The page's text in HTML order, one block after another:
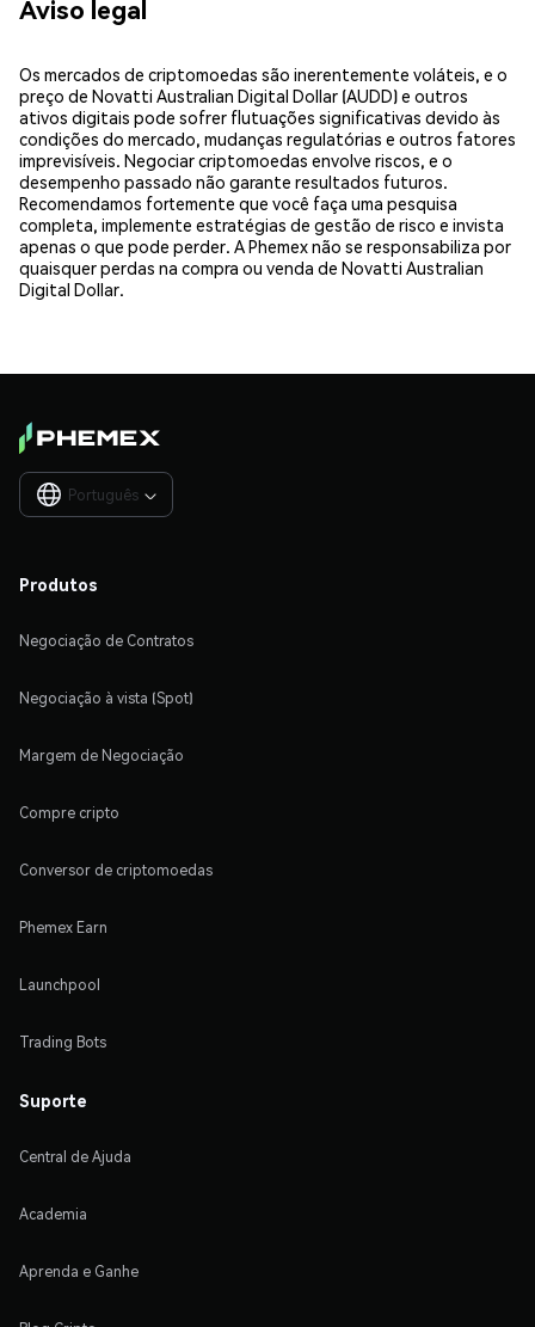
Aviso legal
Os mercados de criptomoedas são inerentemente voláteis, e o
preço de Novatti Australian Digital Dollar (AUDD) e outros
ativos digitais pode sofrer flutuações significativas devido às
condições do mercado, mudanças regulatórias e outros fatores
imprevisíveis. Negociar criptomoedas envolve riscos, e o
desempenho passado não garante resultados futuros.
Recomendamos fortemente que você faça uma pesquisa
completa, implemente estratégias de gestão de risco e invista
apenas o que pode perder. A Phemex não se responsabiliza por
quaisquer perdas na compra ou venda de Novatti Australian
Digital Dollar.
Português 
Produtos
Negociação de Contratos
Negociação à vista (Spot)
Margem de Negociação
Compre cripto
Conversor de criptomoedas
Phemex Earn
Launchpool
Trading Bots
Suporte
Central de Ajuda
Academia
Aprenda e Ganhe